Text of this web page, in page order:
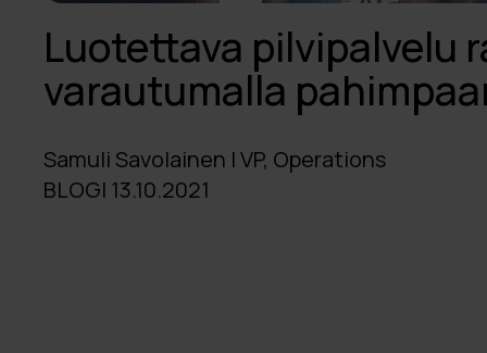
Luotettava pilvipalvelu
varautumalla
Samuli Savolainen | VP, Operations
BLOGI 13.10.2021